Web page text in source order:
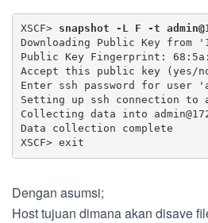
XSCF> snapshot -L F -t
Downloading Public Key from
Public Key Fingerprint:
Accept this public key (yes/
Enter ssh password for user
Setting up ssh connection to
Collecting data into
Data collection complete
XSCF> exit
Dengan asumsi;
Host tujuan dimana akan disave